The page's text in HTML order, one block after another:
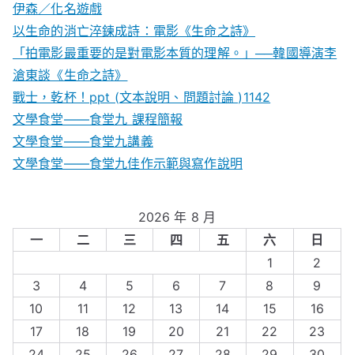
伊森／化名遊戲
以生命的消亡淬鍊成詩：電影《生命之詩》
「拍電影最重要的是對電影本質的理解。」──韓國導演李
滄東談《生命之詩》
戰士，乾杯！ppt (文本說明、問題討論 )1142
文學食堂——食堂九 課程簡報
文學食堂――食堂九講義
文學食堂——食堂九佳作示範與寫作說明
2026 年 8 月
一
二 三 四 五 六
日
1
2
3
4 5 6 7 8
9
10
11 12 13 14 15
16
17
18 19 20 21 22
23